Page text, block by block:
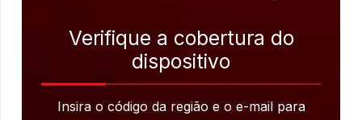
Verifique a cobertura do
dispositivo
Insira o código da região e o e-mail para